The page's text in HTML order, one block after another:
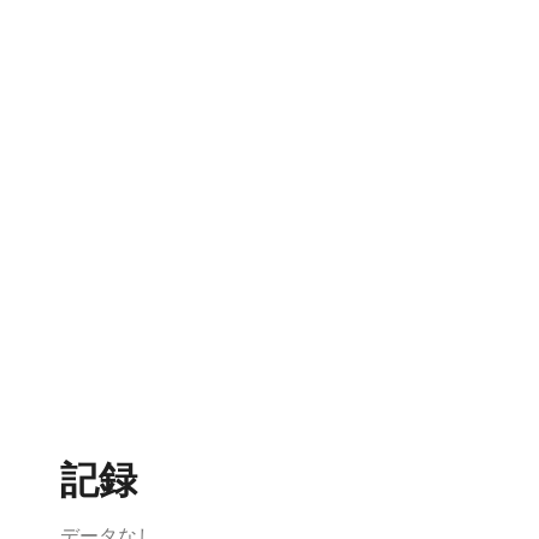
記録